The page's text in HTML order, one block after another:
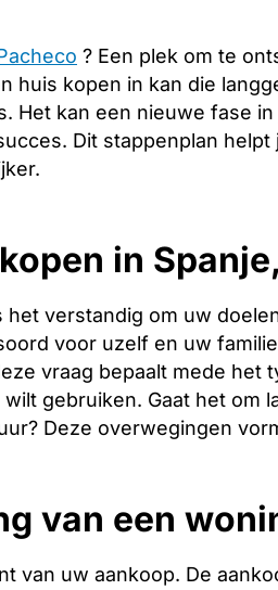
? Een plek om te
huis kopen in kan die
Het kan een nieuwe fase
Dit stappenplan
in
verstandig om uw
voor uzelf en uw
vraag bepaalt mede het
gebruiken. Gaat het om
Deze overwegingen
van een
van uw aankoop. De